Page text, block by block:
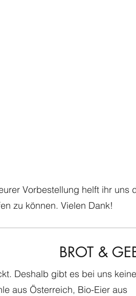
Vorbestellung helft ihr uns
zu können. Vielen Dank!
BROT &
Deshalb gibt es bei uns keine
aus Österreich, Bio-Eier aus